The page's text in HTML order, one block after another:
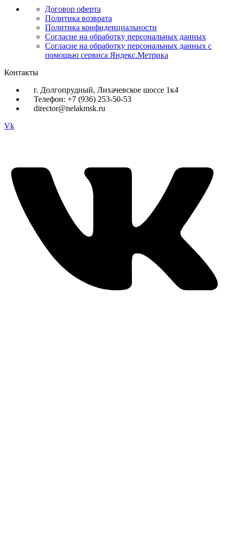
Договор оферта
Политика возврата
Политика конфиденциальности
Согласие на обработку персональных данных
Согласие на обработку персональных данных с
помощью сервиса Яндекс.Метрика
Контакты
г. Долгопрудный, Лихачевское шоссе 1к4
Телефон: +7 (936) 253-50-53
director@nelakmsk.ru
Vk